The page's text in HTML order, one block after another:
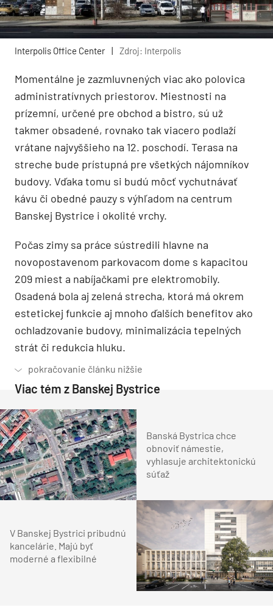
Interpolis Office Center | Zdroj: Interpolis
Momentálne je zazmluvnených viac ako polovica
administratívnych priestorov. Miestnosti na
prízemní, určené pre obchod a bistro, sú už
takmer obsadené, rovnako tak viacero podlaží
vrátane najvyššieho na 12. poschodí. Terasa na
streche bude prístupná pre všetkých nájomníkov
budovy. Vďaka tomu si budú môcť vychutnávať
kávu či obedné pauzy s výhľadom na centrum
Banskej Bystrice i okolité vrchy.
Počas zimy sa práce sústredili hlavne na
novopostavenom parkovacom dome s kapacitou
209 miest a nabíjačkami pre elektromobily.
Osadená bola aj zelená strecha, ktorá má okrem
estetickej funkcie aj mnoho ďalších benefitov ako
ochladzovanie budovy, minimalizácia tepelných
strát či redukcia hluku.
Viac tém z Banskej Bystrice
Banská Bystrica chce
obnoviť námestie,
vyhlasuje architektonickú
súťaž
V Banskej Bystrici pribudnú
kancelárie. Majú byť
moderné a flexibilné